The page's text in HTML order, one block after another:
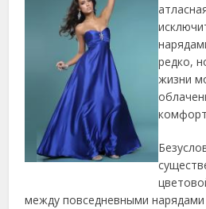
редко,
жизни
между повседневными